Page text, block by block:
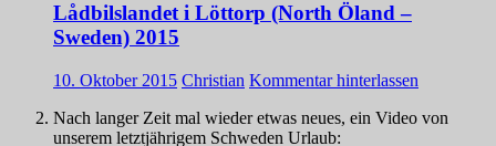
Lådbilslandet i Löttorp (North Öland –
Sweden) 2015
10. Oktober 2015 Christian Kommentar hinterlassen
Nach langer Zeit mal wieder etwas neues, ein Video von
unserem letztjährigem Schweden Urlaub: